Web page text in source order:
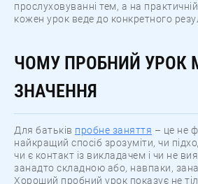
прослуховуванні тем, а на
кожен урок веде до конкретного
ЧОМУ ПРОБНИЙ УРОК
ЗНАЧЕННЯ
Для батьків пробне заняття – це не
найкращий спосіб зрозуміти, чи
чи є контакт із викладачем і чи не
занадто складною або, навпаки,
Хороший пробний урок показує не